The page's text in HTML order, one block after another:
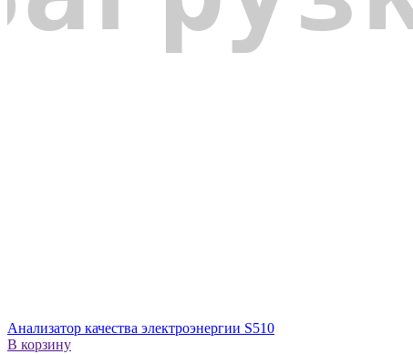
Анализатор качества электроэнергии S510
В корзину